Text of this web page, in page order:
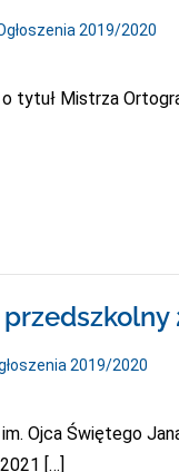
2019/2020
tytuł Mistrza
2019/2020
Ojca Świętego
[…]